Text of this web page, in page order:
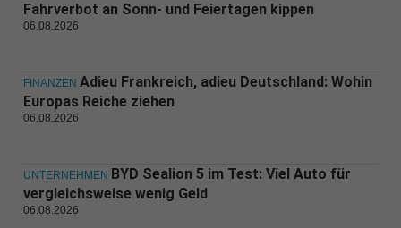
Fahrverbot an Sonn- und Feiertagen kippen
06.08.2026
FINANZEN Adieu Frankreich, adieu Deutschland: Wohin
Europas Reiche ziehen
06.08.2026
UNTERNEHMEN BYD Sealion 5 im Test: Viel Auto für
vergleichsweise wenig Geld
06.08.2026